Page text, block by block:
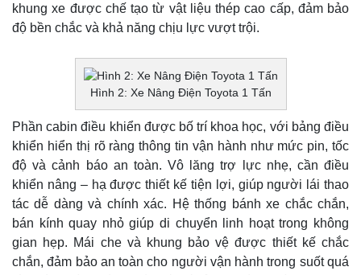
khung xe được chế tạo từ vật liệu thép cao cấp, đảm bảo
độ bền chắc và khả năng chịu lực vượt trội.
Hình 2: Xe Nâng Điện Toyota 1 Tấn
Phần cabin điều khiển được bố trí khoa học, với bảng điều
khiển hiển thị rõ ràng thông tin vận hành như mức pin, tốc
độ và cảnh báo an toàn. Vô lăng trợ lực nhẹ, cần điều
khiển nâng – hạ được thiết kế tiện lợi, giúp người lái thao
tác dễ dàng và chính xác. Hệ thống bánh xe chắc chắn,
bán kính quay nhỏ giúp di chuyển linh hoạt trong không
gian hẹp. Mái che và khung bảo vệ được thiết kế chắc
chắn, đảm bảo an toàn cho người vận hành trong suốt quá